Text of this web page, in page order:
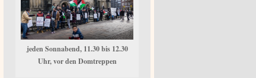
jeden Sonnabend, 11.30 bis 12.30
Uhr, vor den Domtreppen